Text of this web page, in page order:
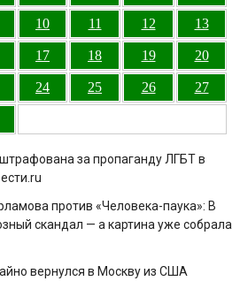
10 11 12 13
17 18 19 20
24 25 26 27
за пропаганду ЛГБТ в
против «Человека-паука»: В
скандал — а картина уже собрала
вернулся в Москву из США